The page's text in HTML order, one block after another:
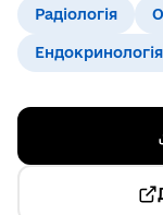
Радіологія
Ендокринологія